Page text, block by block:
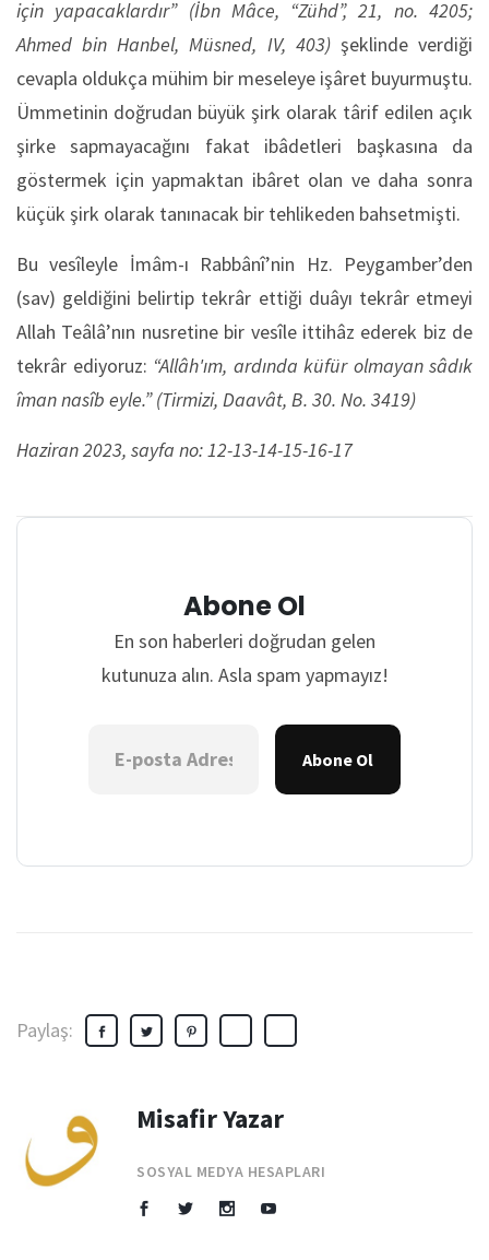
için yapacaklardır” (İbn Mâce, “Zühd”, 21, no. 4205;
Ahmed bin Hanbel, Müsned, IV, 403)şeklinde verdiği
cevapla oldukça mühim bir meseleye işâret buyurmuştu.
Ümmetinin doğrudan büyük şirk olarak târif edilen açık
şirke sapmayacağını fakat ibâdetleri başkasına da
göstermek için yapmaktan ibâret olan ve daha sonra
küçük şirk olarak tanınacak bir tehlikeden bahsetmişti.
Bu vesîleyle İmâm-ı Rabbânî’nin Hz. Peygamber’den
(sav) geldiğini belirtip tekrâr ettiği duâyı tekrâr etmeyi
Allah Teâlâ’nın nusretine bir vesîle ittihâz ederek biz de
tekrâr ediyoruz: “Allâh'ım, ardında küfür olmayan sâdık
îman nasîb eyle.” (Tirmizi, Daavât, B. 30. No. 3419)
Haziran 2023, sayfa no: 12-13-14-15-16-17
Abone Ol
En son haberleri doğrudan gelen
kutunuza alın. Asla spam yapmayız!
Abone Ol
Paylaş:
Misafir Yazar
SOSYAL MEDYA HESAPLARI